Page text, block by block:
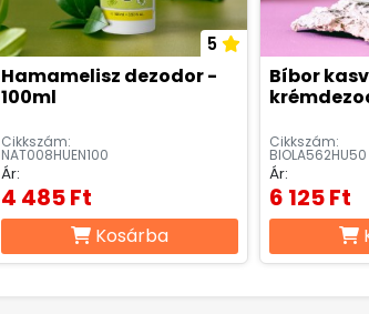
5
Hamamelisz dezodor -
100ml
Cikkszám:
NAT008HUEN100
Ár:
4 485 Ft
Kosárba
Bíbor
Cikkszám:
BIOLA562HU50
Ár:
6 125 Ft